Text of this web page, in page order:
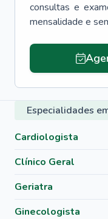
consultas e
mensalidade e
Especialidades
Cardiologista
Clínico Geral
Geriatra
Ginecologista